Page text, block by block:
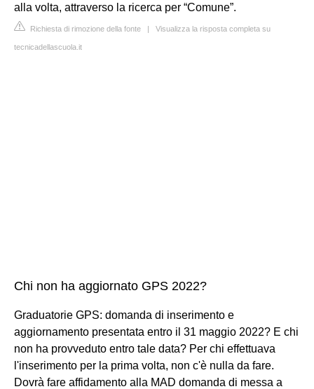
alla volta, attraverso la ricerca per “Comune”.
Richiesta di rimozione della fonte | Visualizza la risposta completa su
tecnicadellascuola.it
Chi non ha aggiornato GPS 2022?
Graduatorie GPS: domanda di inserimento e
aggiornamento presentata entro il 31 maggio 2022? E chi
non ha provveduto entro tale data? Per chi effettuava
l'inserimento per la prima volta, non c'è nulla da fare.
Dovrà fare affidamento alla MAD domanda di messa a